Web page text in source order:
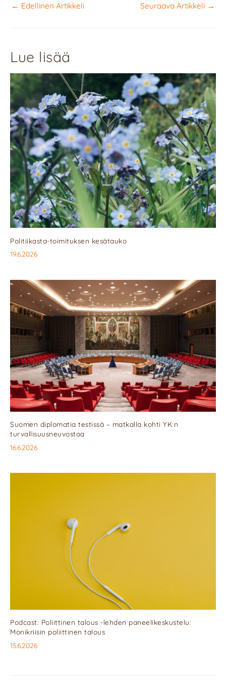
← Edellinen Artikkeli Seuraava Artikkeli →
Lue lisää
Politiikasta-toimituksen kesätauko
19.6.2026
Suomen diplomatia testissä – matkalla kohti YK:n
turvallisuusneuvostoa
16.6.2026
Podcast: Poliittinen talous -lehden paneelikeskustelu:
Monikriisin poliittinen talous
15.6.2026